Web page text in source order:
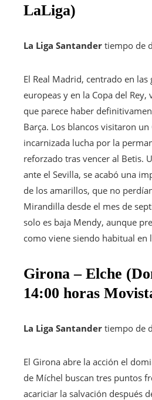
LaLiga)
La Liga Santander tiempo de
El Real Madrid, centrado en las
europeas y en la Copa del Rey,
que parece haber
Barça. Los blancos visitaron
incarnizada lucha por la
reforzado tras vencer al Betis.
ante el Sevilla, se acabó una
de los amarillos, que no
Mirandilla desde el mes de
solo es baja Mendy, aunque
como viene siendo habitual en
Girona – Elche
14:00 horas
La Liga Santander tiempo de
El Girona abre la acción el
de Míchel buscan tres puntos
acariciar la salvación después